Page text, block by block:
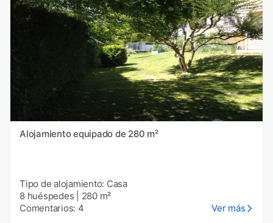
Alojamiento equipado de 280 m²
Tipo de alojamiento: Casa
8 huéspedes
280 m²
Comentarios: 4
Ver más